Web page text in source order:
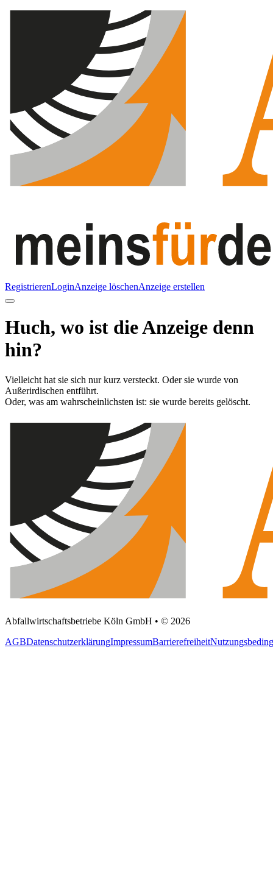
RegistrierenLoginAnzeige löschenAnzeige erstellen
Huch, wo ist die Anzeige denn
hin?
Vielleicht hat sie sich nur kurz versteckt. Oder sie wurde von
Außerirdischen entführt.
Oder, was am wahrscheinlichsten ist: sie wurde bereits gelöscht.
Abfallwirtschaftsbetriebe Köln GmbH • © 2026
AGBDatenschutzerklärungImpressumBarrierefreiheit